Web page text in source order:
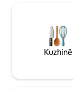
Kuzhinë